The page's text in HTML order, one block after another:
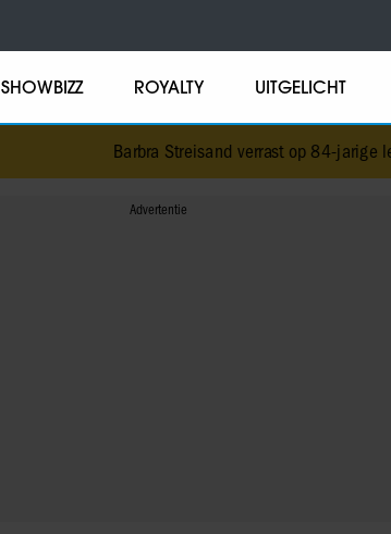
SHOWBIZZ ROYALTY UITGELICHT
Barbra Streisand verrast op 84-jarige leeftijd